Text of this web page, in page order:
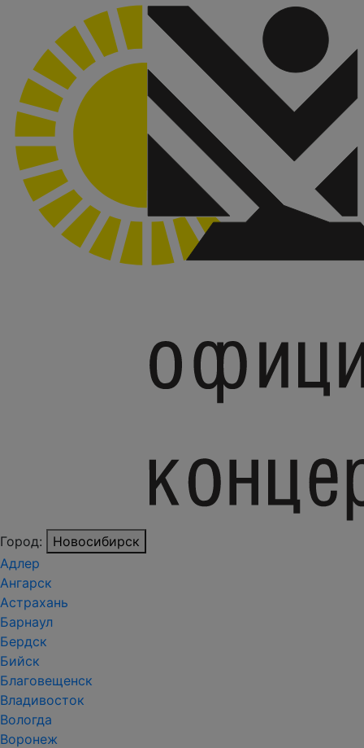
Город:
Новосибирск
Адлер
Ангарск
Астрахань
Барнаул
Бердск
Бийск
Благовещенск
Владивосток
Вологда
Воронеж